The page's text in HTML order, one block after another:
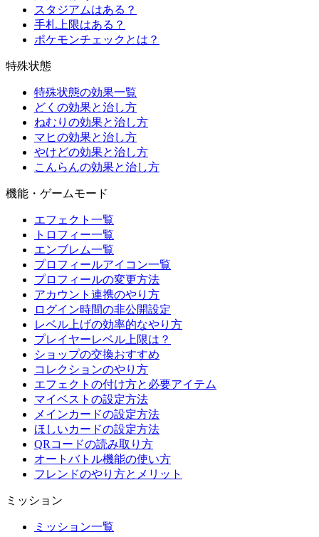
スタジアムはある？
手札上限はある？
ポケモンチェックとは？
特殊状態
特殊状態の効果一覧
どくの効果と治し方
ねむりの効果と治し方
マヒの効果と治し方
やけどの効果と治し方
こんらんの効果と治し方
機能・ゲームモード
エフェクト一覧
トロフィー一覧
エンブレム一覧
プロフィールアイコン一覧
プロフィールの変更方法
アカウント連携のやり方
ログイン時間の非公開設定
レベル上げの効率的なやり方
プレイヤーレベル上限は？
ショップの交換おすすめ
コレクションのやり方
エフェクトの付け方と必要アイテム
マイベストの設定方法
メインカードの設定方法
ほしいカードの設定方法
QRコードの読み取り方
オートバトル機能の使い方
フレンドのやり方とメリット
ミッション
ミッション一覧